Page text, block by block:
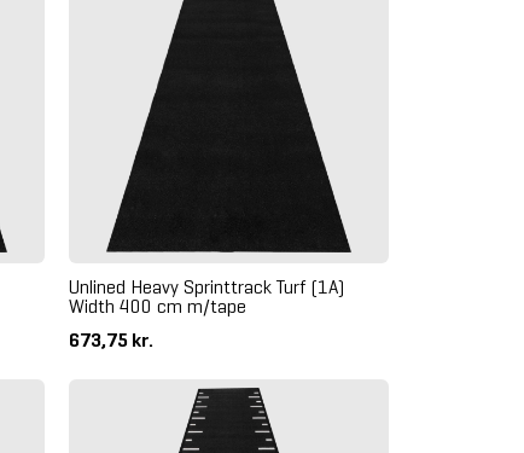
Unlined Heavy Sprinttrack Turf (1A)
Width 400 cm m/tape
673,75 kr.